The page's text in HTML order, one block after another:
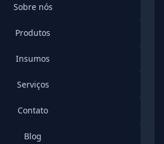
Sobre nós
Produtos
Insumos
Serviços
Contato
Blog